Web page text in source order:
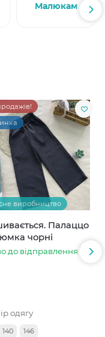
Малюкам
виробництво
Палаццо
чорні
до відправлення
одягу
140 146